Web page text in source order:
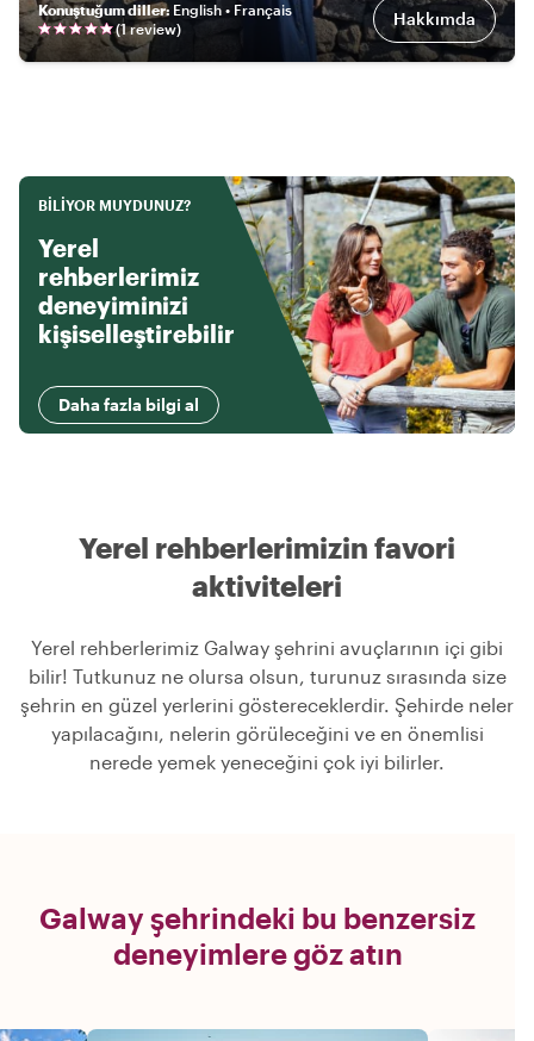
Konuştuğum diller: English • Français
(1review) Hakkımda
BILIYOR MUYDUNUZ?
Yerel
rehberlerimiz
deneyiminizi
kişiselleştirebilir
Daha fazla bilgi al
Yerel rehberlerimizin favori
aktiviteleri
Yerel rehberlerimiz Galway şehrini avuçlarının içi gibi
bilir! Tutkunuz ne olursa olsun, turunuz sırasında size
şehrin en güzel yerlerini göstereceklerdir. Şehirde neler
yapılacağını, nelerin görüleceğini ve en önemlisi
nerede yemek yeneceğini çok iyi bilirler.
Galway şehrindeki bu benzersiz
deneyimlere göz atın